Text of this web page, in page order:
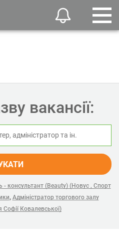
вакансії:
- консультант (Beauty) (Новус , Спорт
, Адміністратор торгового залу
Ковалевської)